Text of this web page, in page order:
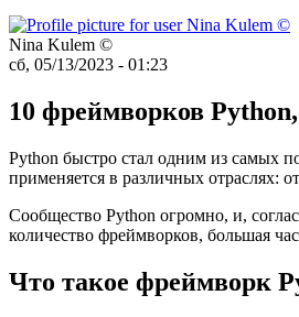
Nina Kulem ©️
сб, 05/13/2023 - 01:23
10 фреймворков
Python быстро стал одним из самых
применяется в различных отраслях:
Сообщество Python огромно, и,
количество фреймворков, большая
Что такое фреймворк